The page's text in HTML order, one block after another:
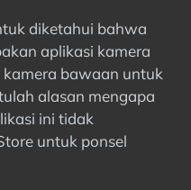
diketahui bahwa
aplikasi kamera
bawaan untuk
alasan mengapa
ini tidak
untuk ponsel